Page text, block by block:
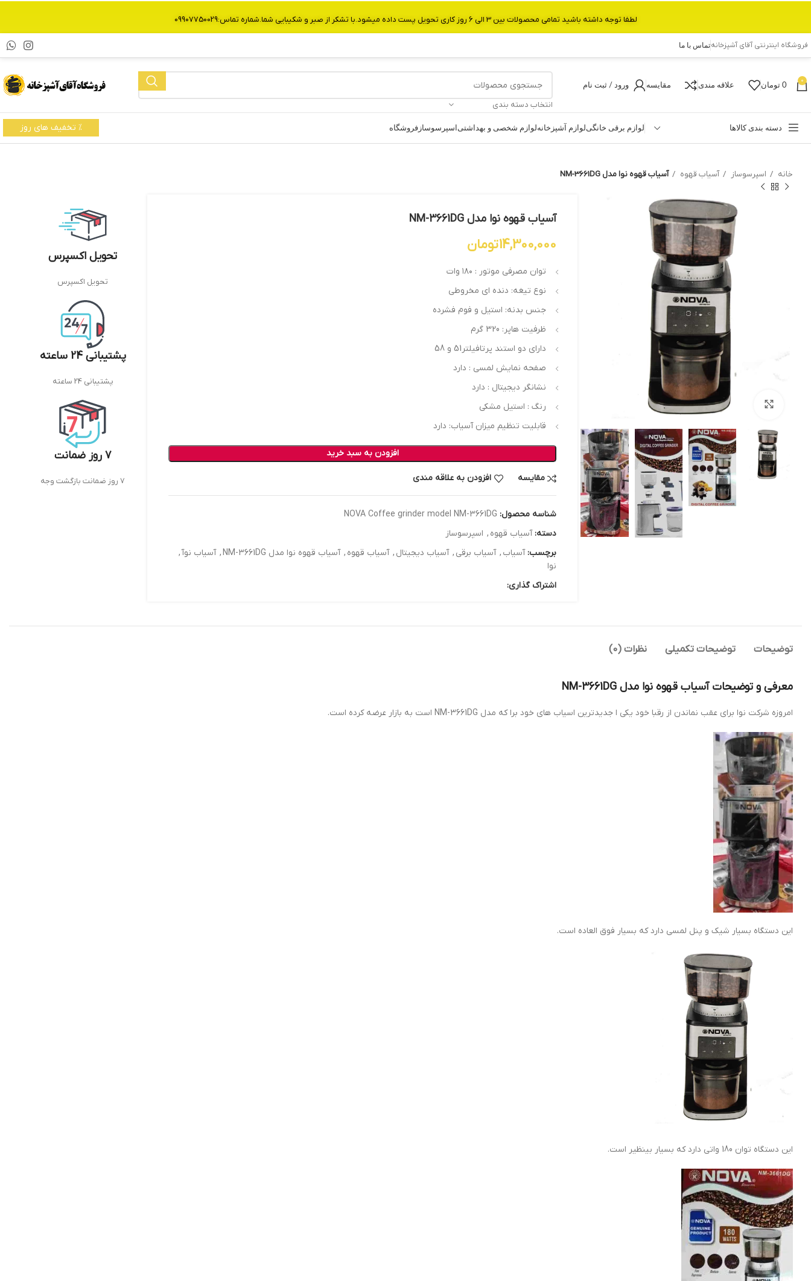
فروشگاه اینترنتی آقای آشپزخانهتماس با ما
0
0 تومان علاقه مندی مقایسه ورود / ثبت نام
انتخاب دسته بندی
دسته بندی کالاها لوازم برقی خانگیلوازم آشپزخانهلوازم شخصی و بهداشتی اسپرسوساز فروشگاه % تخفیف های روز
خانه اسپرسوساز آسیاب قهوه آسیاب قهوه نوا مدل NM-3661DG
بزرگنمایی تصویر
آسیاب قهوه نوا مدل NM-3661DG
14,300,000تومان
توان مصرفی موتور : ۱۸۰ وات
نوع تیغه: دنده ای مخروطی
جنس بدنه: استیل و فوم فشرده
ظرفیت هاپر: 320 گرم
دارای دو استند پرتافیلتر51 و 58
صفحه نمایش لمسی : دارد
نشانگر دیجیتال : دارد
رنگ : استیل مشکی
قابلیت تنظیم میزان آسیاب: دارد
افزودن به سبد خرید
مقایسه افزودن به علاقه مندی
شناسه محصول: NOVA Coffee grinder model NM-3661DG
دسته: آسیاب قهوه , اسپرسوساز
برچسب: آسیاب , آسیاب برقی , آسیاب دیجیتال , آسیاب قهوه , آسیاب قهوه نوا مدل NM-3661DG , آسیاب نوآ,
نوا
اشتراک گذاری:
تحویل اکسپرس
تحویل اکسپرس
پشتیبانی 24 ساعته
پشتیبانی 24 ساعته
7 روز ضمانت
7 روز ضمانت بازگشت وجه
توضیحات توضیحات تکمیلی نظرات (0)
معرفی و توضیحات آسیاب قهوه نوا مدل NM-3661DG
امروزه شرکت نوا برای عقب نماندن از رقبا خود یکی ا جدیدترین اسیاب های خود برا که مدل NM-3661DG است به بازار عرضه کرده است.
این دستگاه بسیار شیک و پنل لمسی دارد که بسیار فوق العاده است.
این دستگاه توان 180 واتی دارد که بسیار بینظیر است.
لطفا توجه داشته باشید تمامی محصولات بین 3 الی 6 روز کاری تحویل پست داده میشود.با تشکر از صبر و شکیبایی شما.شماره تماس:09907750029